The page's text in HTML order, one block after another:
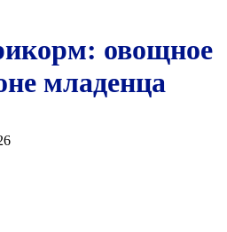
овощное
младенца